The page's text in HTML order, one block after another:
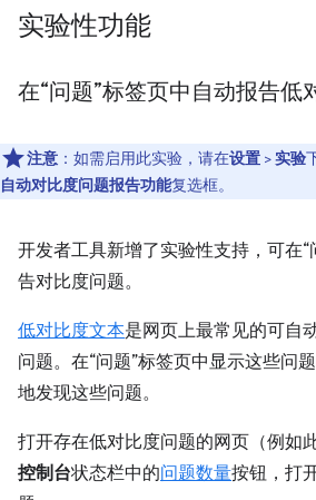
实验性功能
在“问题”标签页中自动报告低
注意 ：如需启用此实验，请在设置 >实验
自动对比度问题报告功能复选框。
开发者工具新增了实验性支持，可在“
告对比度问题。
低对比度文本是网页上最常见的可自
问题。在“问题”标签页中显示这些问
地发现这些问题。
打开存在低对比度问题的网页（例如
控制台状态栏中的问题数量按钮，打